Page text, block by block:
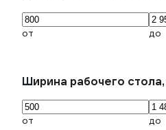
от до
Ширина рабочего
от до